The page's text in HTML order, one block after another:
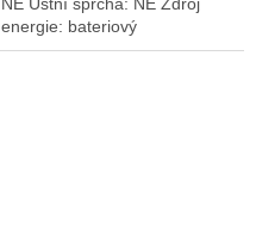
energie: bateriový